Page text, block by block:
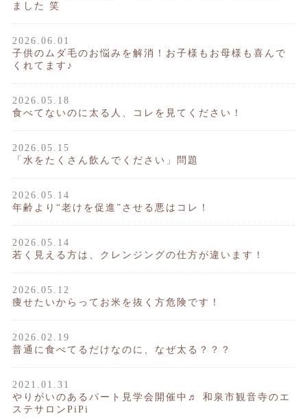
ました 笑
2026.06.01
子供のムダ毛のお悩みを解消！お子様もお母様も喜んで
くれてます♪
2026.05.18
食べてないのに太る人、コレを見てください！
2026.05.15
「水をたくさん飲んでください」問題
2026.05.14
年齢より“老けを促進”させる悪はコレ！
2026.05.14
若く見える方は、クレンジングの仕方が違います！
2026.05.12
痩せたいからってお米を抜く方危険です！
2026.02.19
普通に食べてるだけなのに、なぜ太る？？？
2021.01.31
やりがいのあるパート見学会開催中♬ 和泉市観音寺のエ
ステサロンPiPi